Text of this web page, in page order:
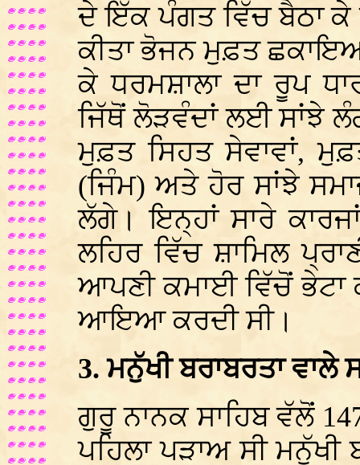
ਦੇ ਇੱਕ ਪੰਗਤ ਵਿੱਚ ਬੈਠਾ
ਕੀਤਾ ਭੋਜਨ ਮੁਫ਼ਤ ਛਕਾਇਆ
ਕੇ ਧਰਮਸ਼ਾਲਾ ਦਾ ਰੂਪ
ਜਿੱਥੋਂ ਲੋੜਵੰਦਾਂ ਲਈ ਸਾਂਝੇ
ਮੁਫ਼ਤ ਸਿਹਤ ਸੇਵਾਵਾਂ,
(ਜਿੰਮ) ਅਤੇ ਹੋਰ ਸਾਂਝੇ
ਲੱਗੇ। ਇਨ੍ਹਾਂ ਸਾਰੇ
ਲਹਿਰ ਵਿੱਚ ਸ਼ਾਮਿਲ
ਆਪਣੀ ਕਮਾਈ ਵਿੱਚੋਂ ਭੇਟਾ
ਆਇਆ ਕਰਦੀ ਸੀ।
3. ਮਨੁੱਖੀ ਬਰਾਬਰਤਾ ਵਾਲੇ
ਗੁਰੂ ਨਾਨਕ ਸਾਹਿਬ ਵੱਲੋਂ
ਪਹਿਲਾ ਪੜਾਅ ਸੀ ਮਨੁੱਖੀ